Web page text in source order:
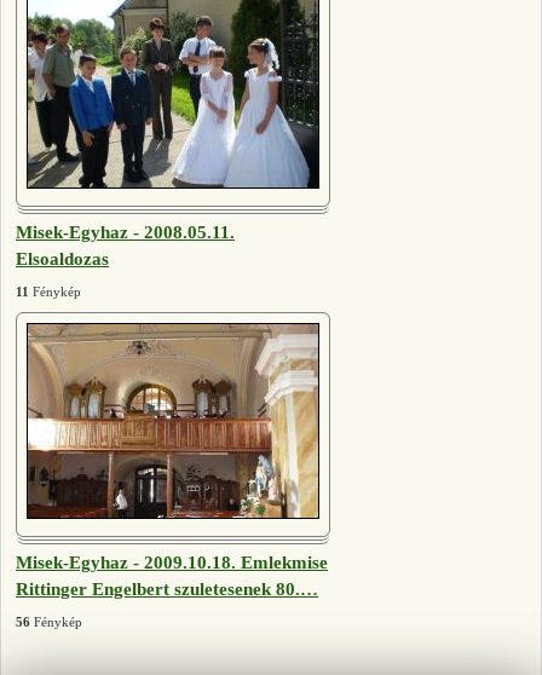
Misek-Egyhaz - 2008.05.11.
Elsoaldozas
11 Fénykép
Misek-Egyhaz - 2009.10.18. Emlekmise
Rittinger Engelbert szuletesenek 80.…
56 Fénykép